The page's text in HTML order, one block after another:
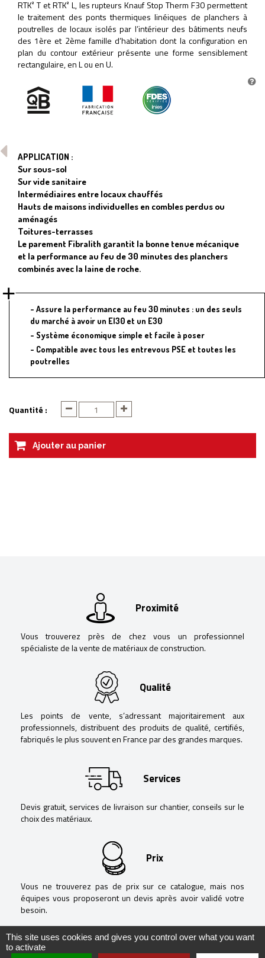
RTK² T et RTK² L, les rupteurs Knauf Stop Therm F30 permettent
le traitement des ponts thermiques linéiques de planchers à
poutrelles de locaux isolés par l’intérieur des bâtiments neufs
des 1ère et 2ème famille d’habitation dont la configuration en
plan du contour extérieur présente une forme sensiblement
rectangulaire, en L ou en U.
APPLICATION :
Sur sous-sol
Sur vide sanitaire
Intermédiaires entre locaux chauffés
Hauts de maisons individuelles en combles perdus ou
aménagés
Toitures-terrasses
Le parement Fibralith garantit la bonne tenue mécanique
et la performance au feu de 30 minutes des planchers
combinés avec la laine de roche.
Assure la performance au feu 30 minutes : un des seuls
du marché à avoir un EI30 et un E30
Système économique simple et facile à poser
Compatible avec tous les entrevous PSE et toutes les
poutrelles
Quantité :
Ajouter au panier
Proximité
Vous trouverez près de chez vous un professionnel
spécialiste de la vente de matériaux de construction.
Qualité
Les points de vente, s’adressant majoritairement aux
professionnels, distribuent des produits de qualité, certifiés,
fabriqués le plus souvent en France par des grandes marques.
Services
Devis gratuit, services de livraison sur chantier, conseils sur le
choix des matériaux.
Prix
Vous ne trouverez pas de prix sur ce catalogue, mais nos
équipes vous proposeront un devis après avoir validé votre
besoin.
This site uses cookies and gives you control over what you want
to activate